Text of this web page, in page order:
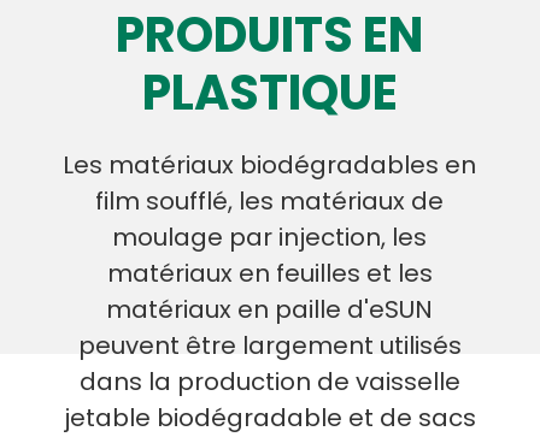
PRODUITS EN
PLASTIQUE
Les matériaux biodégradables en
film soufflé, les matériaux de
moulage par injection, les
matériaux en feuilles et les
matériaux en paille d'eSUN
peuvent être largement utilisés
dans la production de vaisselle
jetable biodégradable et de sacs